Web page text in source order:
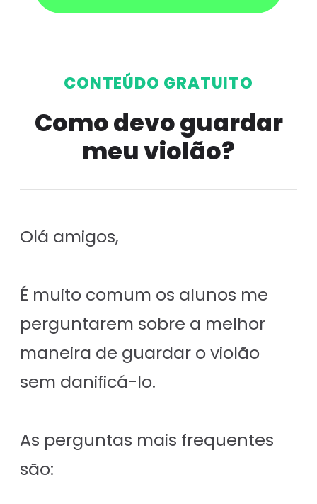
CONTEÚDO GRATUITO
Como devo guardar
meu violão?
Olá amigos,
É muito comum os alunos me
perguntarem sobre a melhor
maneira de guardar o violão
sem danificá-lo.
As perguntas mais frequentes
são: